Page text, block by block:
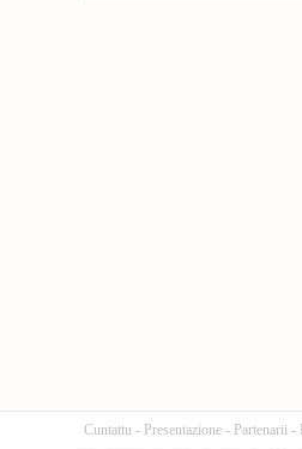
Cuntattu - Presentazione - Partenarii -